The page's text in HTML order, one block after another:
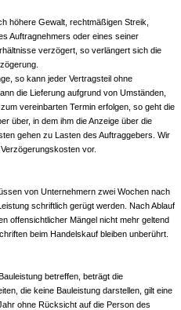
höhere Gewalt, rechtmäßigen Streik,
Auftragnehmers oder eines seiner
verzögert, so verlängert sich die
so kann jeder Vertragsteil ohne
die Lieferung aufgrund von Umständen,
vereinbarten Termin erfolgen, so geht die
über, in dem ihm die Anzeige über die
gehen zu Lasten des Auftraggebers. Wir
vor.
von Unternehmern zwei Wochen nach
schriftlich gerügt werden. Nach Ablauf
offensichtlicher Mängel nicht mehr geltend
beim Handelskauf bleiben unberührt.
betreffen, beträgt die
die keine Bauleistung darstellen, gilt eine
ohne Rücksicht auf die Person des